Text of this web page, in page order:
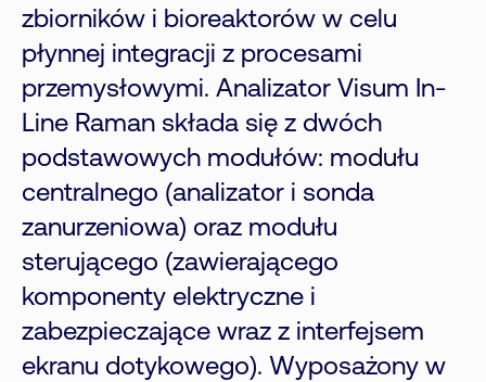
zbiorników i bioreaktorów w celu
płynnej integracji z procesami
przemysłowymi. Analizator Visum In-
Line Raman składa się z dwóch
podstawowych modułów: modułu
centralnego (analizator i sonda
zanurzeniowa) oraz modułu
sterującego (zawierającego
komponenty elektryczne i
zabezpieczające wraz z interfejsem
ekranu dotykowego). Wyposażony w